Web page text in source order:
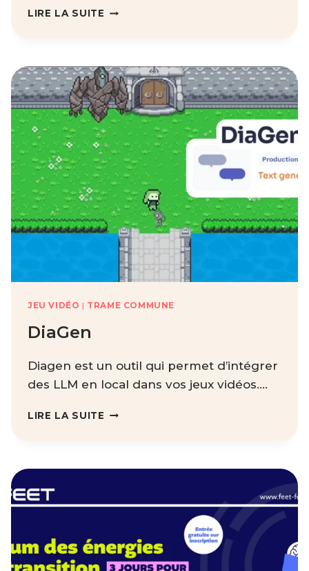
LIRE LA SUITE ELTANELLA
JEU VIDÉO | TRAME COMMUNE
DiaGen
Diagen est un outil qui permet d’intégrer
des LLM en local dans vos jeux vidéos….
LIRE LA SUITE DIAGEN